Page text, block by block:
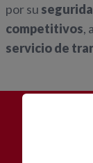
por su
competitivos,
servicio de